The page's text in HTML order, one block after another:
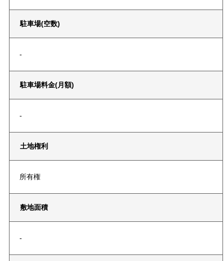
駐車場(空数)
-
駐車場料金(月額)
-
土地権利
所有権
敷地面積
-